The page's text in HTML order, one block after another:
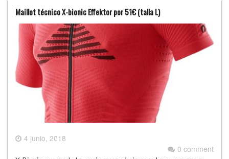
Maillot técnico X-bionic Effektor por 51€ (talla L)
4 junio, 2018
0 comment